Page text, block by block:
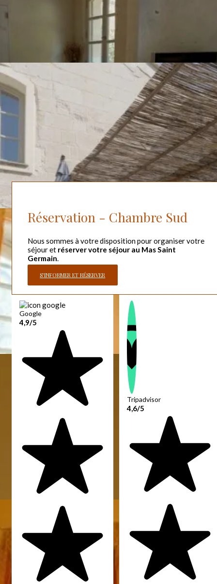
Chambre d'hôte en Camargue :
Chambre Sud - Description
Notre chambre spacieuse de 35 m² se situe au premier étage du
Mas, maison de Monique et Pierre, et dispose d’une deuxième
chambre en suite pour 2 personnes. Idéal pour les familles !
La chambre dispose d’une télé, de sa salle d’eau et toilettes
privés. Les draps, serviettes de toilettes, et le petit déjeuner
inclus dans la prestation chambre d’hôtes.
A votre disposition également, la cuisine équipée, le salon avec
TV et la terrasse extérieure.
Réservation - Chambre Sud
Nous sommes à votre disposition pour organiser votre
séjour et réserver votre séjour au Mas Saint
Germain.
S'INFORMER ET RÉSERVER
Google
4,9/5
Tripadvisor
4,6/5